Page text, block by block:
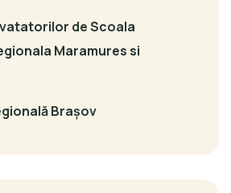
de Scoala
Maramures si
Brașov